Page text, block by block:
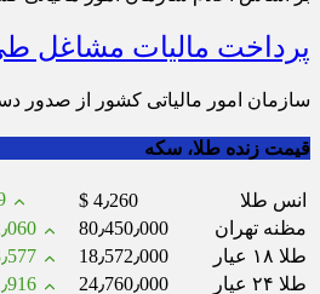
پرداخت مالیات مشاغل طی ۹ قسط امکانپذیر
سازمان امور مالیاتی کشور از صدور دستورالعمل اجرایی تبصره ماده ۱۰۰ برای
قیمت زنده طلا، سکه
انس طلا $ 4٫260
مظنه تهران
80٫450٫000
622٫060
طلا ۱۸ عیار
18٫572٫000
143٫577
طلا ۲۴ عیار
24٫760٫000
191٫916